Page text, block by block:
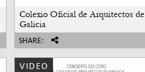
Colexio Oficial de Arquitectos de
Galicia
SHARE:
VIDEO